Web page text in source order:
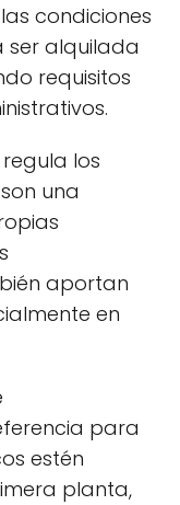
condiciones
ser alquilada
requisitos
regula los
una
aportan
en
para
estén
planta,